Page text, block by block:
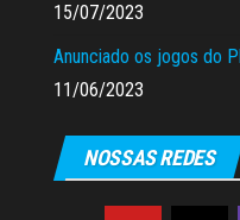
15/07/2023
Anunciado os jogos do
11/06/2023
NOSSAS REDES